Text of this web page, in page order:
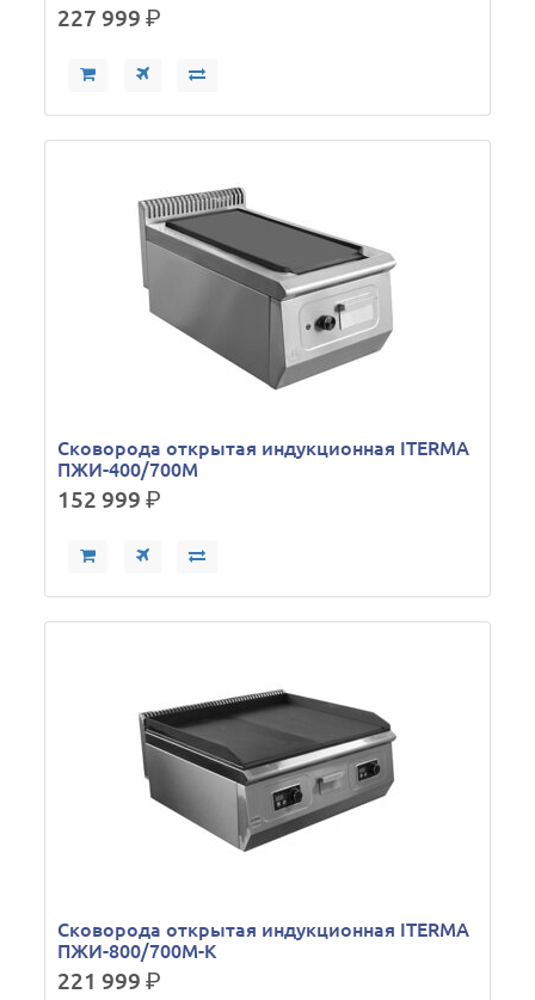
227 999р.
Сковорода открытая индукционная ITERMA
ПЖИ-400/700М
152 999р.
Сковорода открытая индукционная ITERMA
ПЖИ-800/700М-К
221 999р.